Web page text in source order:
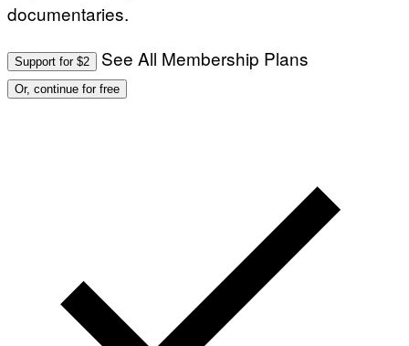
documentaries.
Support for $2 See All Membership Plans
Or, continue for free